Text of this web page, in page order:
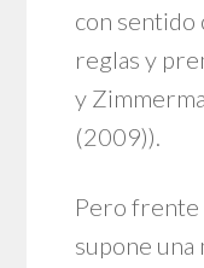
con sentido
reglas y
y
(2009)).
Pero frente
supone